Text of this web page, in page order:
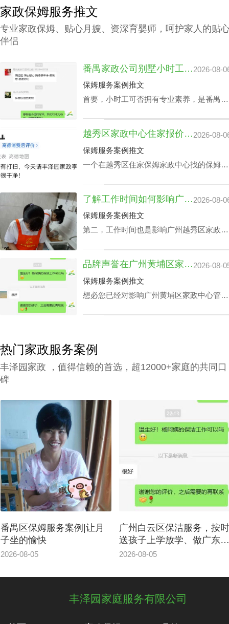
家政保姆服务推文
专业家政保姆、贴心月嫂、资深育婴师，呵护家人的贴
伴侣
番禺家政公司别墅小时工收费会因雇主要求而变动？2026-08-
保姆服务案例推文
首要，小时工可否拥有专业素养，是番禺家
孩子做作业等，这类小时工技能与番禺家政
公司别墅小时工收费都是紧密依赖的。
越秀区家政中心住家报价揭晓：影响因素及如何选择最佳服务2026-08-
保姆服务案例推文
一个在越秀区住家保姆家政中心找的保姆对
衣、准备饭菜、洗碗等家庭杂务，还可以抚
恤老人及家长接送，让志存高远的人专心致
志工作，那越秀区家政中心住家报价该如何
了解工作时间如何影响广州越秀区家政中心查询电话价格表及服务质量2026-08-
保姆服务案例推文
第二，工作时间也是影响广州越秀区家政中
整工作时间表，聘请的家政保洁要有高机动
性，而这家庭业主需要例常会影响广州越秀
区家政中心查询电话价格表。
品牌声誉在广州黄埔区家政中心管家服务价钱里的分量2026-08-
保姆服务案例推文
想必您已经对影响广州黄埔区家政中心管家
政中心应具备的综合素质。
热门家政服务案例
丰泽园家政 ，值得信赖的首选，超12000+家庭的共同口
碑
番禺区保姆服务案例|让月
子坐的愉快
2026-08-05
广州白云区保洁服务，按时
送孩子上学放学、做广东佳
肴、讲广州话
2026-08-05
丰泽园家庭服务有限公司